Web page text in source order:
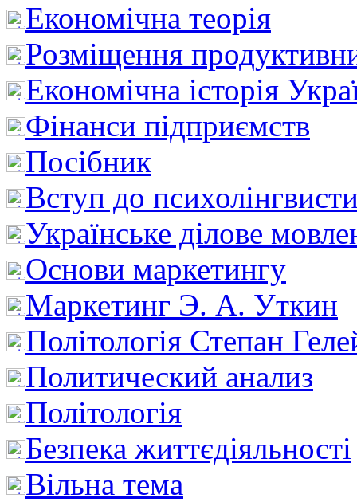
Економічна теорія
Розміщення
Економічна історія
Фінанси підприємств
Посібник
Вступ до
Українське ділове
Основи маркетингу
Маркетинг Э. А. Уткин
Політологія Степан
Политический анализ
Політологія
Безпека життєдіяльності
Вільна тема